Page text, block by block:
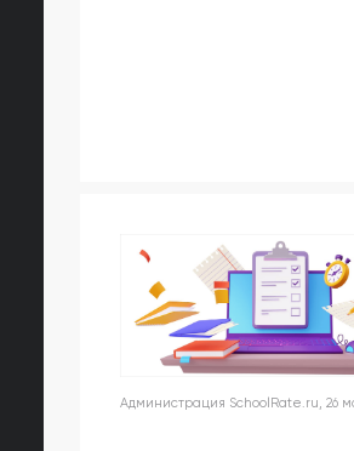
Администрация SchoolRate.ru, 26